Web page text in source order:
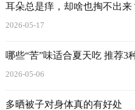
耳朵总是痒，却啥也掏不出来
2026-05-17
哪些“苦”味适合夏天吃 推荐3
2026-05-06
多晒被子对身体真的有好处